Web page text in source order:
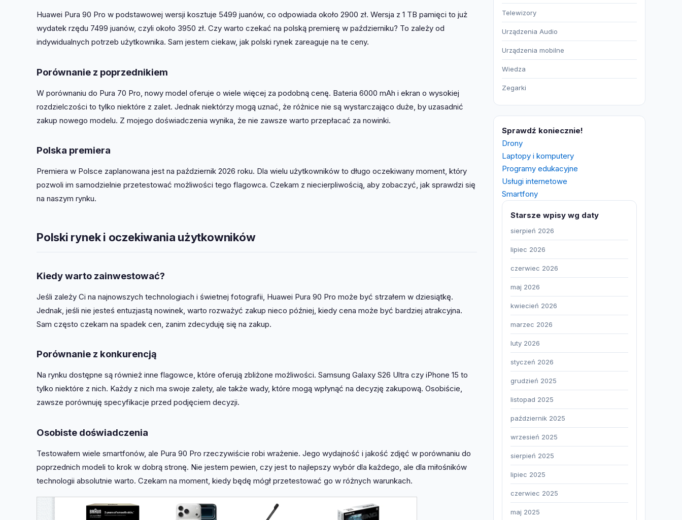
Huawei Pura 90 Pro w podstawowej wersji kosztuje 5499 juanów, co odpowiada około 2900 zł. Wersja z 1 TB pamięci to już
wydatek rzędu 7499 juanów, czyli około 3950 zł. Czy warto czekać na polską premierę w październiku? To zależy od
indywidualnych potrzeb użytkownika. Sam jestem ciekaw, jak polski rynek zareaguje na te ceny.
Porównanie z poprzednikiem
W porównaniu do Pura 70 Pro, nowy model oferuje o wiele więcej za podobną cenę. Bateria 6000 mAh i ekran o wysokiej
rozdzielczości to tylko niektóre z zalet. Jednak niektórzy mogą uznać, że różnice nie są wystarczająco duże, by uzasadnić
zakup nowego modelu. Z mojego doświadczenia wynika, że nie zawsze warto przepłacać za nowinki.
Polska premiera
Premiera w Polsce zaplanowana jest na październik 2026 roku. Dla wielu użytkowników to długo oczekiwany moment, który
pozwoli im samodzielnie przetestować możliwości tego flagowca. Czekam z niecierpliwością, aby zobaczyć, jak sprawdzi się
na naszym rynku.
Polski rynek i oczekiwania użytkowników
Kiedy warto zainwestować?
Jeśli zależy Ci na najnowszych technologiach i świetnej fotografii, Huawei Pura 90 Pro może być strzałem w dziesiątkę.
Jednak, jeśli nie jesteś entuzjastą nowinek, warto rozważyć zakup nieco później, kiedy cena może być bardziej atrakcyjna.
Sam często czekam na spadek cen, zanim zdecyduję się na zakup.
Porównanie z konkurencją
Na rynku dostępne są również inne flagowce, które oferują zbliżone możliwości. Samsung Galaxy S26 Ultra czy iPhone 15 to
tylko niektóre z nich. Każdy z nich ma swoje zalety, ale także wady, które mogą wpłynąć na decyzję zakupową. Osobiście,
zawsze porównuję specyfikacje przed podjęciem decyzji.
Osobiste doświadczenia
Testowałem wiele smartfonów, ale Pura 90 Pro rzeczywiście robi wrażenie. Jego wydajność i jakość zdjęć w porównaniu do
poprzednich modeli to krok w dobrą stronę. Nie jestem pewien, czy jest to najlepszy wybór dla każdego, ale dla miłośników
technologii absolutnie warto. Czekam na moment, kiedy będę mógł przetestować go w różnych warunkach.
Telewizory
Urządzenia Audio
Urządzenia mobilne
Wiedza
Zegarki
Sprawdź koniecznie!
Drony
Laptopy i komputery
Programy edukacyjne
Usługi internetowe
Smartfony
Starsze wpisy wg daty
sierpień 2026
lipiec 2026
czerwiec 2026
maj 2026
kwiecień 2026
marzec 2026
luty 2026
styczeń 2026
grudzień 2025
listopad 2025
październik 2025
wrzesień 2025
sierpień 2025
lipiec 2025
czerwiec 2025
maj 2025